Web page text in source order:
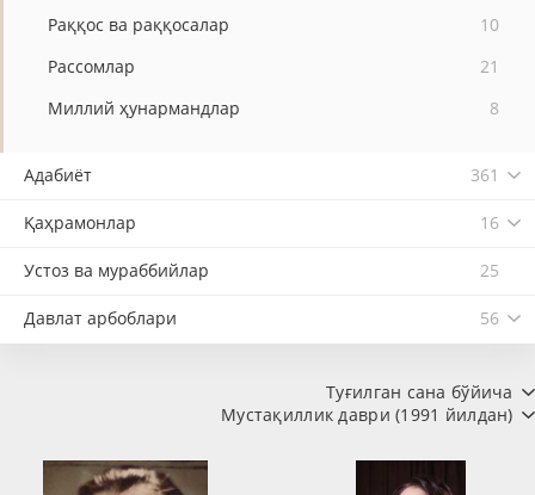
Раққос ва раққосалар
10
Рассомлар
21
Миллий ҳунармандлар
8
Адабиёт 361
Қаҳрамонлар 16
Устоз ва мураббийлар 25
Давлат арбоблари 56
Туғилган сана бўйича
Мустақиллик даври (1991 йилдан)